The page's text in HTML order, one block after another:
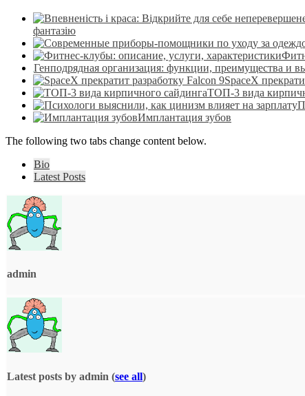
фантазію
Генподрядная организация: функции, преимущества и
SpaceX
ТОП-3 вида
Имплантация зубов
The following two tabs change content below.
Bio
Latest Posts
admin
Latest posts by admin (see all)